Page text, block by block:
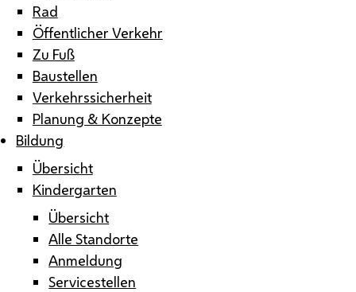
Rad
Öffentlicher Verkehr
Zu Fuß
Baustellen
Verkehrssicherheit
Planung & Konzepte
Bildung
Übersicht
Kindergarten
Übersicht
Alle Standorte
Anmeldung
Servicestellen